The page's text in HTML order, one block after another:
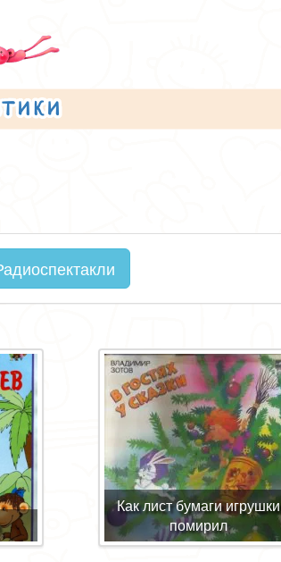
Как лист бумаги игрушки
помирил